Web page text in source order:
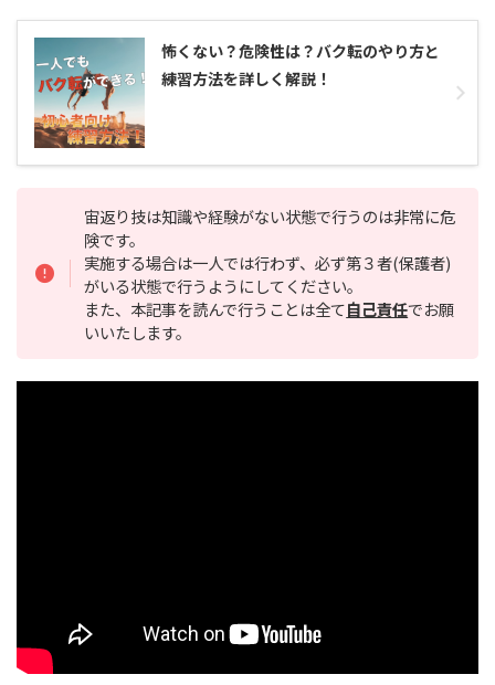
怖くない？危険性は？バク転のやり方と
練習方法を詳しく解説！
宙返り技は知識や経験がない状態で行うのは非常に危
険です。
実施する場合は一人では行わず、必ず第３者(保護者)
がいる状態で行うようにしてください。
また、本記事を読んで行うことは全て自己責任でお願
いいたします。